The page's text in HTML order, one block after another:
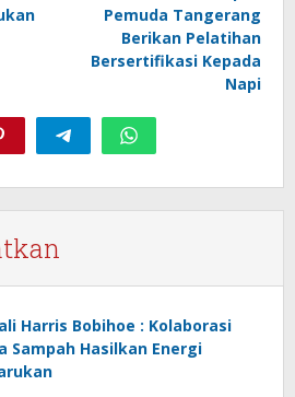
Pemuda Tangerang
Berikan Pelatihan
Bersertifikasi Kepada
Napi
Harris Bobihoe : Kolaborasi
Sampah Hasilkan Energi